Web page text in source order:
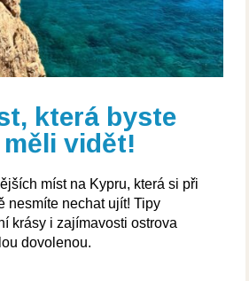
která byste
vidět!
míst na Kypru, která si při
nesmíte nechat ujít! Tipy
krásy i zajímavosti ostrova
dovolenou.